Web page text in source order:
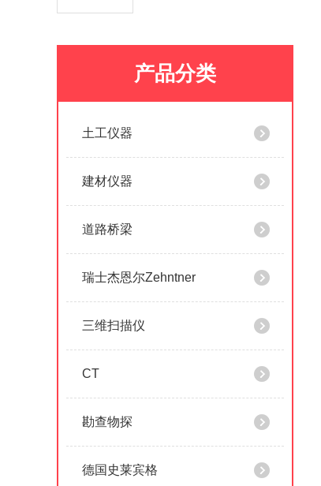
产品分类
土工仪器
建材仪器
道路桥梁
瑞士杰恩尔Zehntner
三维扫描仪
CT
勘查物探
德国史莱宾格